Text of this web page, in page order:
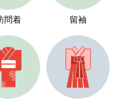
問着 留袖